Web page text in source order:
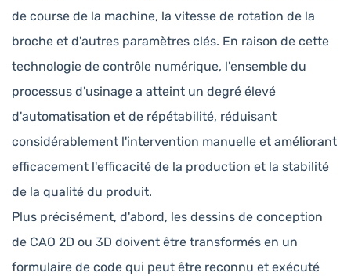
de course de la machine, la vitesse de rotation de la
broche et d'autres paramètres clés. En raison de cette
technologie de contrôle numérique, l'ensemble du
processus d'usinage a atteint un degré élevé
d'automatisation et de répétabilité, réduisant
considérablement l'intervention manuelle et améliorant
efficacement l'efficacité de la production et la stabilité
de la qualité du produit.
Plus précisément, d'abord, les dessins de conception
de CAO 2D ou 3D doivent être transformés en un
formulaire de code qui peut être reconnu et exécuté